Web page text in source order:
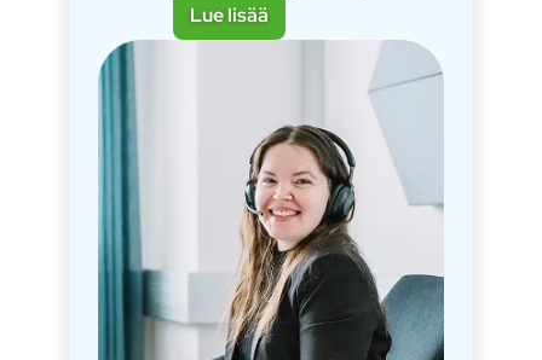
Lue lisää